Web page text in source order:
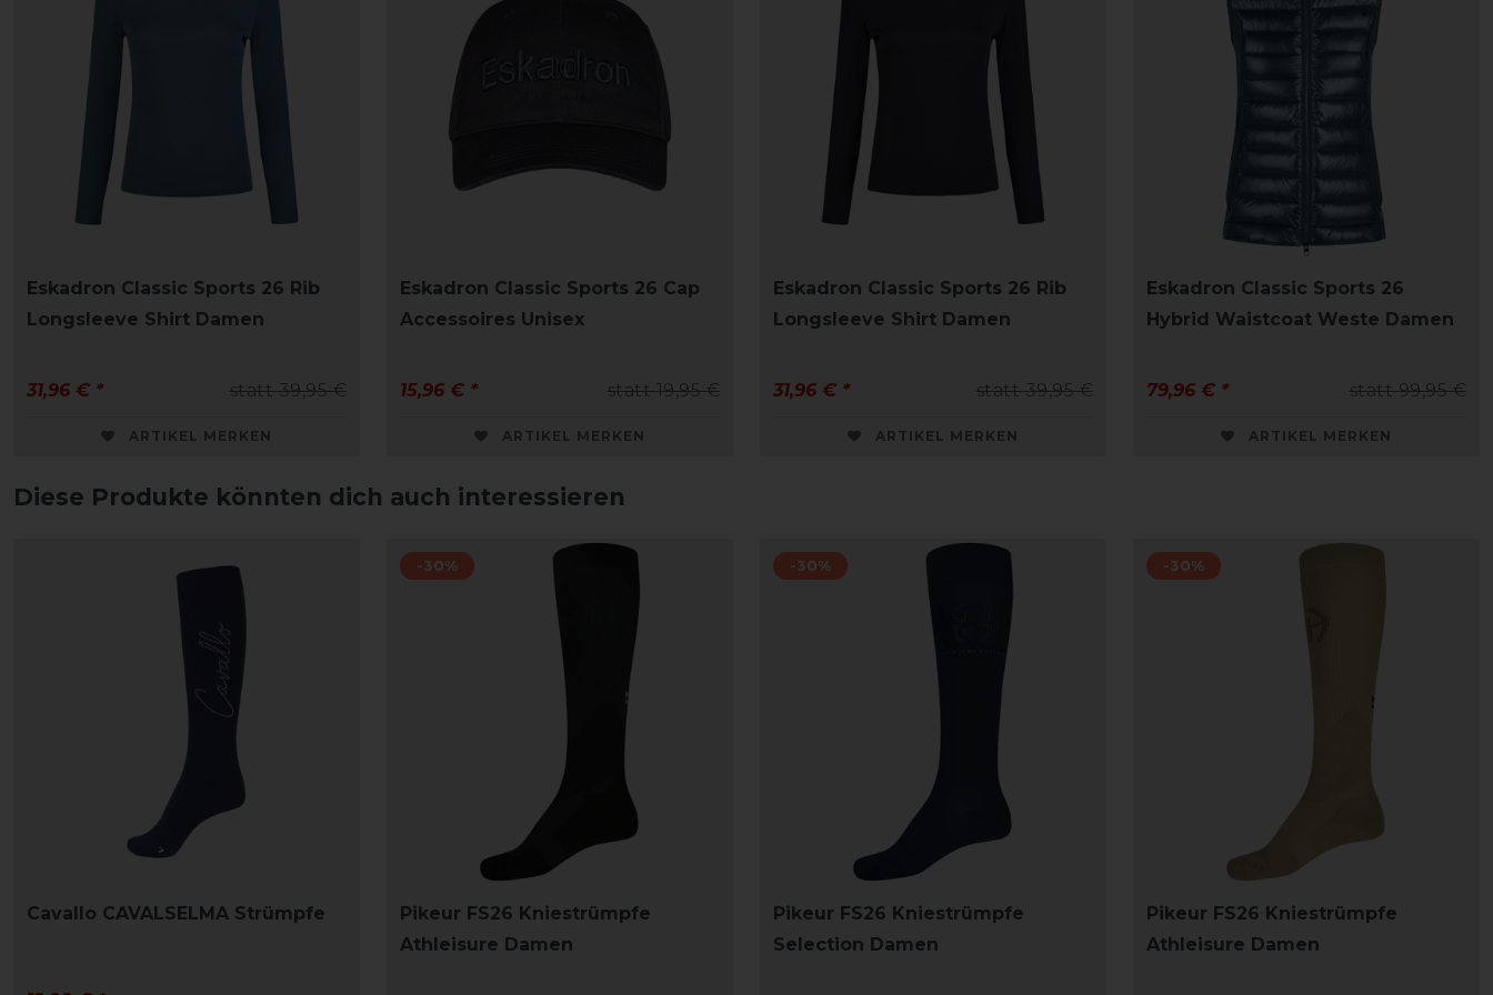
Eskadron Classic Sports 26 Rib
Longsleeve Shirt Damen
statt 39,95 €
31,96 € *
ARTIKEL MERKEN
Eskadron Classic Sports 26 Cap
Accessoires Unisex
statt 19,95 €
15,96 € *
ARTIKEL MERKEN
Eskadron Classic Sports 26 Rib
Longsleeve Shirt Damen
statt 39,95 €
31,96 € *
ARTIKEL MERKEN
Eskadron Classic Sports 26
Hybrid Waistcoat Weste Damen
statt 99,95 €
79,96 € *
ARTIKEL MERKEN
Diese Produkte könnten dich auch interessieren
Cavallo CAVALSELMA Strümpfe
-30%
Pikeur FS26 Kniestrümpfe
Athleisure Damen
-30%
Pikeur FS26 Kniestrümpfe
Selection Damen
-30%
Pikeur FS26 Kniestrümpfe
Athleisure Damen